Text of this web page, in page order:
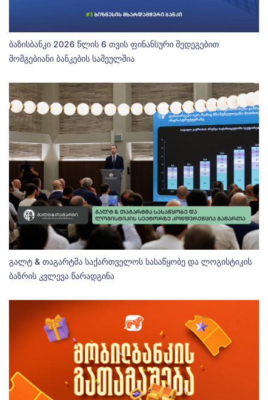
ბაზისბანკი 2026 წლის 6 თვის ფინანსური შედეგებით
მომგებიანი ბანკების სამეულშია
გალტ & თაგარტმა საქართველოს სასაწყობე და ლოგისტიკის
ბაზრის კვლევა წარადგინა